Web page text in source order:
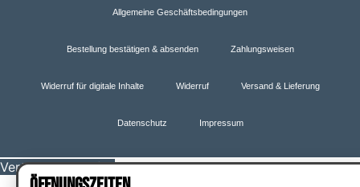
Allgemeine Geschäftsbedingungen
Bestellung bestätigen & absenden Zahlungsweisen
Widerruf für digitale Inhalte Widerruf Versand & Lieferung
Datenschutz Impressum
Vertrag widerrufen